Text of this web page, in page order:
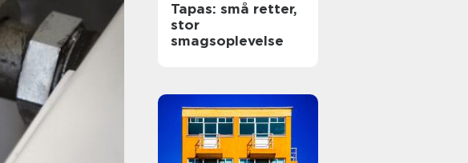
Tapas: små retter,
stor
smagsoplevelse